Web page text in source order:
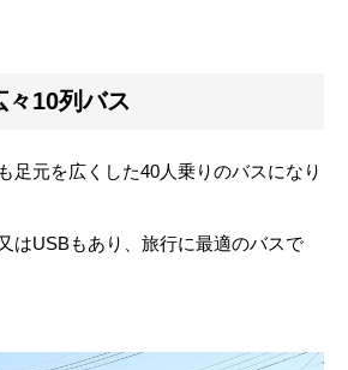
々10列バス
足元を広くした40人乗りのバスになり
はUSBもあり、旅行に最適のバスで